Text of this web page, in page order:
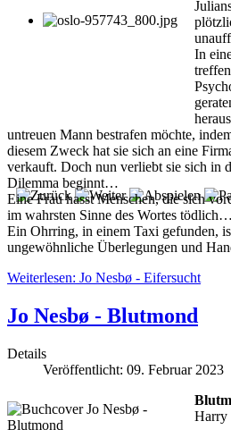
In
untreuen Mann bestrafen möchte,
diesem Zweck hat sie sich an eine
verkauft. Doch nun verliebt sie sich in
Dilemma beginnt…
Eine Frau hasst Menschen, die sich
im wahrsten Sinne des Wortes tödlich…
Ein Ohrring, in einem Taxi gefunden,
ungewöhnliche Überlegungen und
Weiterlesen: Jo Nesbø - Eifersucht
Jo Nesbø - Blutmond
Details
Veröffentlicht: 09. Februar 2023
Harry